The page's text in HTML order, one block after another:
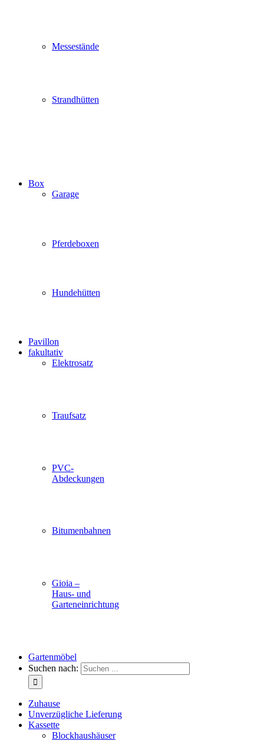
Messestände
Strandhütten
Box
Garage
Pferdeboxen
Hundehütten
Pavillon
fakultativ
Elektrosatz
Traufsatz
PVC-
Abdeckungen
Bitumenbahnen
Gioia –
Haus- und
Garteneinrichtung
Gartenmöbel
Suchen nach:
Zuhause
Unverzügliche Lieferung
Kassette
Blockhaushäuser